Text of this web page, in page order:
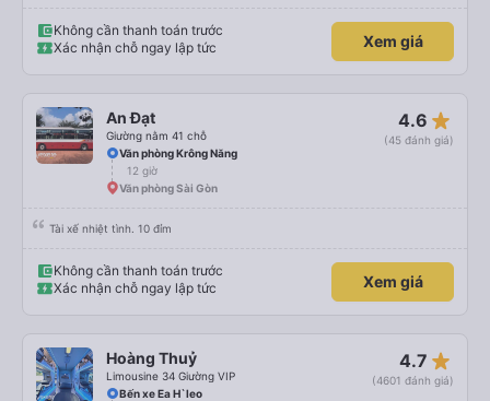
Không cần thanh toán trước
Xác nhận chỗ ngay lập tức
Xem giá
An Đạt
Giường nằm 41 chỗ
4.6 star_rate
(45 đánh giá)
Văn phòng Krông Năng
12 giờ
Văn phòng Sài Gòn
Tài xế nhiệt tình. 10 đỉm
Không cần thanh toán trước
Xác nhận chỗ ngay lập tức
Xem giá
Hoàng Thuỷ
Limousine 34 Giường VIP
4.7 star_rate
(4601 đánh giá)
Bến xe Ea H`leo